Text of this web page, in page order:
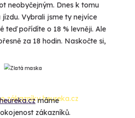
neobyčejným. Dnes k tomu
Vybrali jsme ty nejvíce
teď pořídíte o 18 % levněji. Ale
za 18 hodin. Naskočte si,
heureka.czmáme
zákazníků.